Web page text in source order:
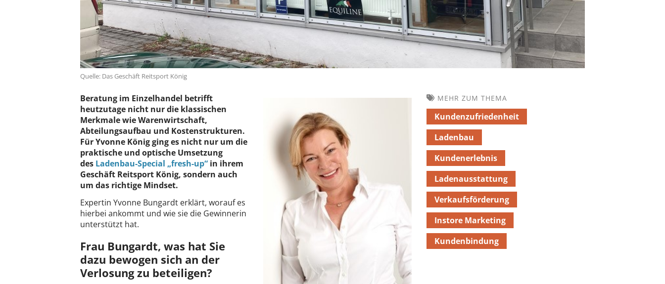
Quelle: Das Geschäft Reitsport König
Beratung im Einzelhandel betrifft
heutzutage nicht nur die klassischen
Merkmale wie Warenwirtschaft,
Abteilungsaufbau und Kostenstrukturen.
Für Yvonne König ging es nicht nur um die
praktische und optische Umsetzung
des Ladenbau-Special „fresh-up“ in ihrem
Geschäft Reitsport König, sondern auch
um das richtige Mindset.
Expertin Yvonne Bungardt erklärt, worauf es
hierbei ankommt und wie sie die Gewinnerin
unterstützt hat.
Frau Bungardt, was hat Sie
dazu bewogen sich an der
Verlosung zu beteiligen?
MEHR ZUM THEMA
Kundenzufriedenheit
Ladenbau
Kundenerlebnis
Ladenausstattung
Verkaufsförderung
Instore Marketing
Kundenbindung